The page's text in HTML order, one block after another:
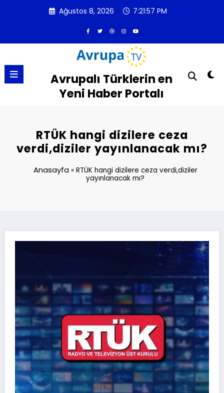
Ağustos 8, 2026 7:21:58 PM
Avrupalı Türklerin en
Yeni Haber Portalı
RTÜK hangi dizilere ceza
verdi,diziler yayınlanacak mı?
Anasayfa» RTÜK hangi dizilere ceza verdi,diziler
yayınlanacak mı?